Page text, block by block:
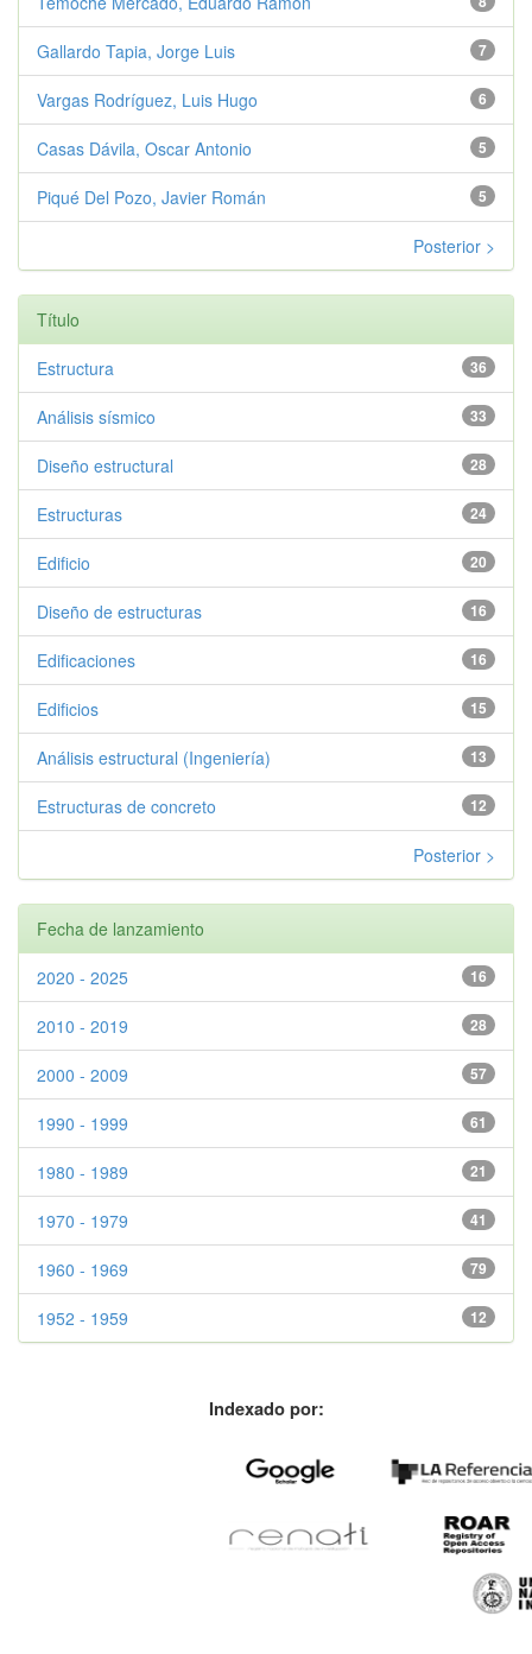
7
Gallardo Tapia, Jorge Luis
6
Vargas Rodríguez, Luis Hugo
5
Casas Dávila, Oscar Antonio
5
Piqué Del Pozo, Javier Román
Posterior >
Título
36
Estructura
33
Análisis sísmico
28
Diseño estructural
24
Estructuras
20
Edificio
16
Diseño de estructuras
16
Edificaciones
15
Edificios
13
Análisis estructural (Ingeniería)
12
Estructuras de concreto
Posterior >
Fecha de lanzamiento
16
2020 - 2025
28
2010 - 2019
57
2000 - 2009
61
1990 - 1999
21
1980 - 1989
41
1970 - 1979
79
1960 - 1969
12
1952 - 1959
Indexado por: